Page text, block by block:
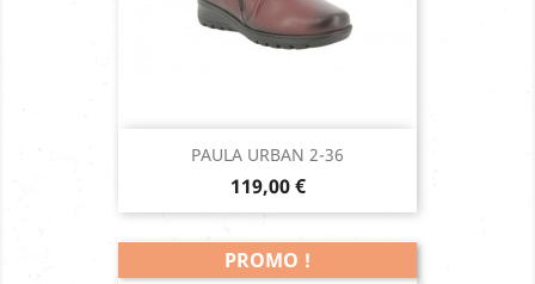
PAULA URBAN 2-36
Prix
119,00 €
PROMO !